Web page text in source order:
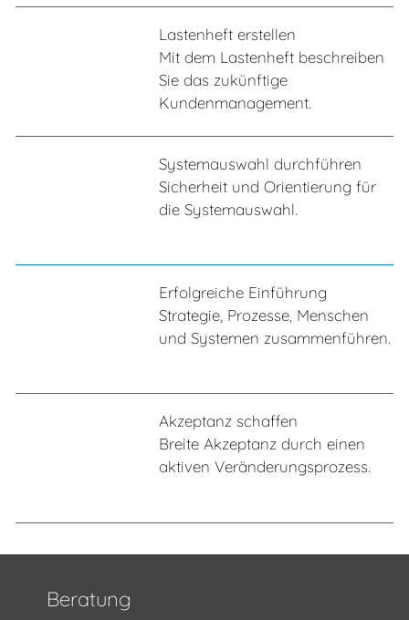
Lastenheft erstellen
Mit dem Lastenheft beschreiben
Sie das zukünftige
Kundenmanagement.
Systemauswahl durchführen
Sicherheit und Orientierung für
die Systemauswahl.
Erfolgreiche Einführung
Strategie, Prozesse, Menschen
und Systemen zusammenführen.
Akzeptanz schaffen
Breite Akzeptanz durch einen
aktiven Veränderungsprozess.
Beratung